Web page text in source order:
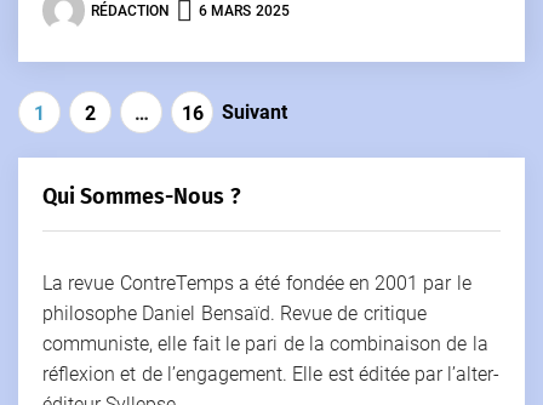
RÉDACTION 6 MARS 2025
Pagination
des
publications
1 2 … 16 Suivant
Qui Sommes-Nous ?
La revue ContreTemps a été fondée en 2001 par le
philosophe Daniel Bensaïd. Revue de critique
communiste, elle fait le pari de la combinaison de la
réflexion et de l’engagement. Elle est éditée par l’alter-